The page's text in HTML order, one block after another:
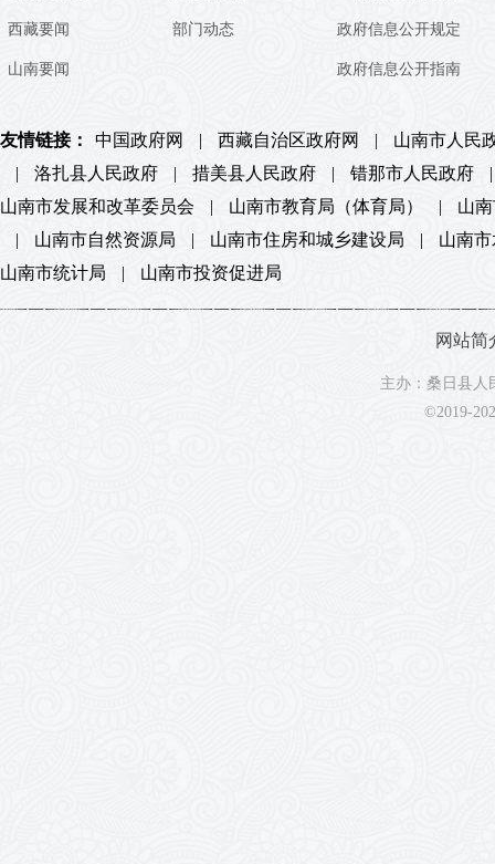
西藏要闻
山南要闻
部门动态 政府信息公开规定
政府信息公开指南
友情链接： 中国政府网 | 西藏自治区政府网 |
山南市人民
|
洛扎县人民政府 | 措美县人民政府 | 错那市人民政府
|
山南市发展和改革委员会
| 山南市教育局（体育局） |
山
|
山南市自然资源局 | 山南市住房和城乡建设局 |
山南
山南市统计局
| 山南市投资促进局
网站简
主办：桑日县
©2019-